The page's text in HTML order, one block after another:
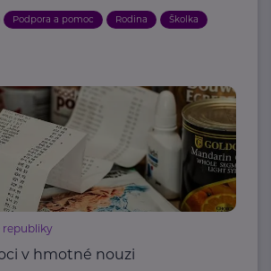
Podpora a pomoc Rodina Školka
republiky
v hmotné nouzi